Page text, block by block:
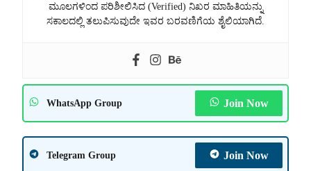
ಮೂಲಗಳಿಂದ ಪರಿಶೀಲಿಸಿದ (Verified) ನಿಖರ ಮಾಹಿತಿಯನ್ನು
ಸಕಾಲದಲ್ಲಿ ತಲುಪಿಸುವುದೇ ಇವರ ಬರವಣಿಗೆಯ ಶೈಲಿಯಾಗಿದೆ.
WhatsApp Group Join Now
Telegram Group Join Now